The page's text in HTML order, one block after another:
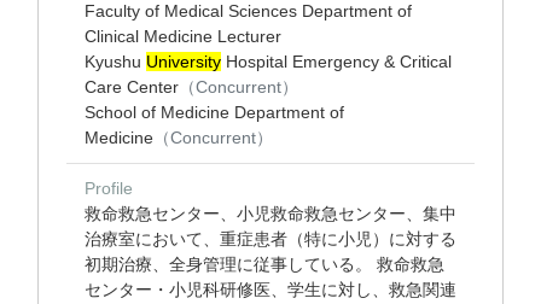
Faculty of Medical Sciences Department of
Clinical Medicine Lecturer
Kyushu University Hospital Emergency & Critical
Care Center （Concurrent）
School of Medicine Department of
Medicine （Concurrent）
Profile
救命救急センター、小児救命救急センター、集中
治療室において、重症患者（特に小児）に対する
初期治療、全身管理に従事している。 救命救急
センター・小児科研修医、学生に対し、救急関連